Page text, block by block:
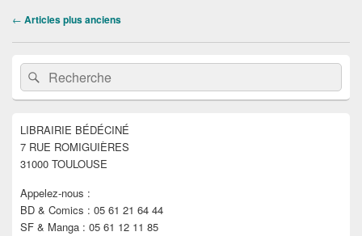
Navigation
articles
← Articles plus anciens
Zone
principale
de
widget
barre
latérale
Recherche :Rechercher
LIBRAIRIE BÉDÉCINÉ
7 RUE ROMIGUIÈRES
31000 TOULOUSE
Appelez-nous :
BD & Comics : 05 61 21 64 44
SF & Manga : 05 61 12 11 85